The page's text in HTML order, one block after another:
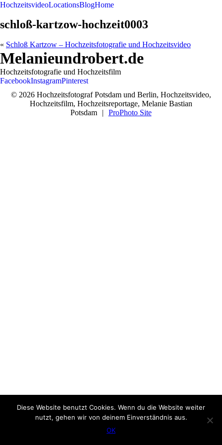
HochzeitsvideoLocationsBlogHome
schloß-kartzow-hochzeit0003
« Schloß Kartzow – Hochzeitsfotografie und Hochzeitsvideo
Melanieundrobert.de
Hochzeitsfotografie und Hochzeitsfilm
FacebookInstagramPinterest
© 2026 Hochzeitsfotograf Potsdam und Berlin, Hochzeitsvideo,
Hochzeitsfilm, Hochzeitsreportage, Melanie Bastian
Potsdam
| ProPhoto Site
Diese Website benutzt Cookies. Wenn du die Website weiter
nutzt, gehen wir von deinem Einverständnis aus.
OK